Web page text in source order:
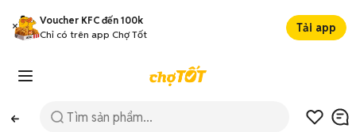
Voucher KFC đến 100k
Chỉ có trên app Chợ Tốt
Tải app